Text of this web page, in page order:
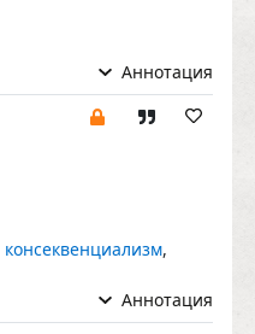
Аннотация
консеквенциализм,
Аннотация